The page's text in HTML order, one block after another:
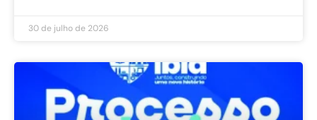
30 de julho de 2026